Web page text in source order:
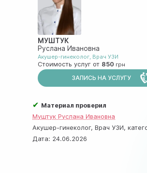
МУШТУК
Руслана Ивановна
Акушер-гинеколог, Врач УЗИ
Стоимость услуг от 850
ЗАПИСЬ НА УСЛУГУ
✔ Материал проверил
Муштук Руслана Ивановна
Акушер-гинеколог, Врач УЗИ,
Дата: 24.06.2026